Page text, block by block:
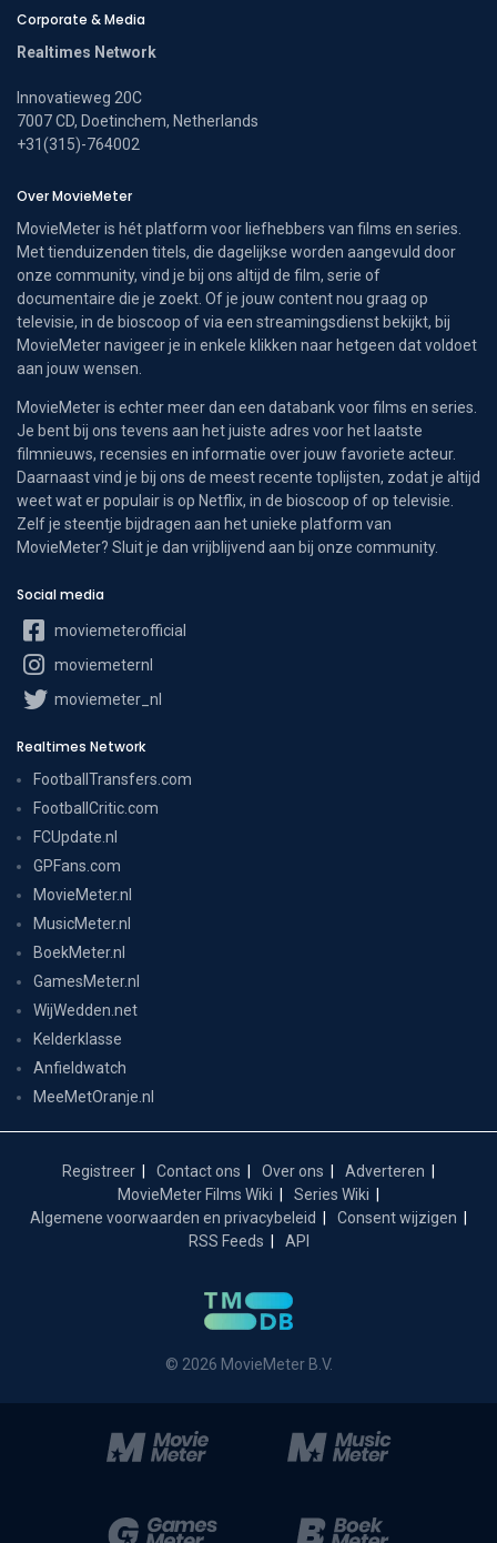
Corporate & Media
Realtimes Network
Innovatieweg 20C
7007 CD, Doetinchem, Netherlands
+31(315)-764002
Over MovieMeter
MovieMeter is hét platform voor liefhebbers van films en series.
Met tienduizenden titels, die dagelijkse worden aangevuld door
onze community, vind je bij ons altijd de film, serie of
documentaire die je zoekt. Of je jouw content nou graag op
televisie, in de bioscoop of via een streamingsdienst bekijkt, bij
MovieMeter navigeer je in enkele klikken naar hetgeen dat voldoet
aan jouw wensen.
MovieMeter is echter meer dan een databank voor films en series.
Je bent bij ons tevens aan het juiste adres voor het laatste
filmnieuws, recensies en informatie over jouw favoriete acteur.
Daarnaast vind je bij ons de meest recente toplijsten, zodat je altijd
weet wat er populair is op Netflix, in de bioscoop of op televisie.
Zelf je steentje bijdragen aan het unieke platform van
MovieMeter? Sluit je dan vrijblijvend aan bij onze community.
Social media
moviemeterofficial
moviemeternl
moviemeter_nl
Realtimes Network
FootballTransfers.com
FootballCritic.com
FCUpdate.nl
GPFans.com
MovieMeter.nl
MusicMeter.nl
BoekMeter.nl
GamesMeter.nl
WijWedden.net
Kelderklasse
Anfieldwatch
MeeMetOranje.nl
Registreer Contact ons Over ons
Adverteren
MovieMeter Films Wiki
Series Wiki
Algemene voorwaarden en privacybeleid
Consent wijzigen
RSS Feeds
API
© 2026 MovieMeter B.V.